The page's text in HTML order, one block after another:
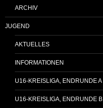
ARCHIV
JUGEND
AKTUELLES
INFORMATIONEN
U16-KREISLIGA, ENDRUNDE A
U16-KREISLIGA, ENDRUNDE B